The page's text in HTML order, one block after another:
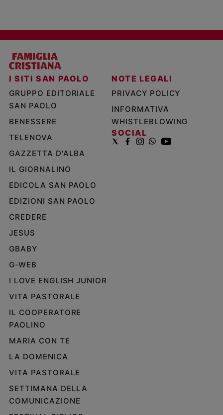
I SITI SAN PAOLO
GRUPPO EDITORIALE
SAN PAOLO
BENESSERE
TELENOVA
GAZZETTA D'ALBA
IL GIORNALINO
EDICOLA SAN PAOLO
EDIZIONI SAN PAOLO
CREDERE
JESUS
GBABY
G-WEB
I LOVE ENGLISH JUNIOR
VITA PASTORALE
IL COOPERATORE
PAOLINO
MARIA CON TE
LA DOMENICA
VITA PASTORALE
SETTIMANA DELLA
COMUNICAZIONE
NOTE LEGALI
PRIVACY POLICY
INFORMATIVA
WHISTLEBLOWING
SOCIAL